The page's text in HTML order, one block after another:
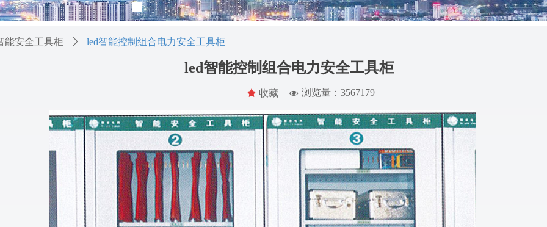
끄 收藏
能安全工具柜 ꄲ led智能控制组合电力安全工具柜
넶 浏览量：3567179
led智能控制组合电力安全工具柜